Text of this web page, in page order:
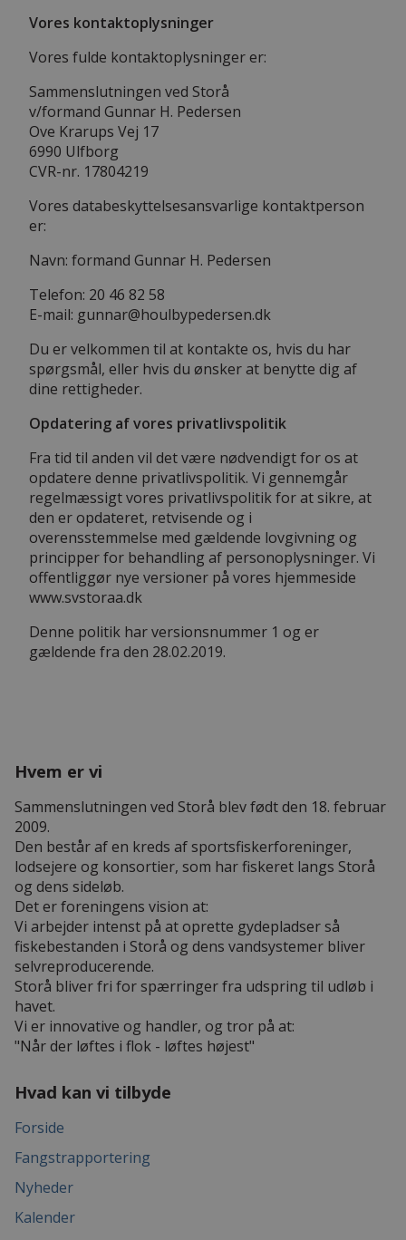
Vores kontaktoplysninger
Vores fulde kontaktoplysninger er:
Sammenslutningen ved Storå
v/formand Gunnar H. Pedersen
Ove Krarups Vej 17
6990 Ulfborg
CVR-nr. 17804219
Vores databeskyttelsesansvarlige kontaktperson
er:
Navn: formand Gunnar H. Pedersen
Telefon: 20 46 82 58
E-mail: gunnar@houlbypedersen.dk
Du er velkommen til at kontakte os, hvis du har
spørgsmål, eller hvis du ønsker at benytte dig af
dine rettigheder.
Opdatering af vores privatlivspolitik
Fra tid til anden vil det være nødvendigt for os at
opdatere denne privatlivspolitik. Vi gennemgår
regelmæssigt vores privatlivspolitik for at sikre, at
den er opdateret, retvisende og i
overensstemmelse med gældende lovgivning og
principper for behandling af personoplysninger. Vi
offentliggør nye versioner på vores hjemmeside
www.svstoraa.dk
Denne politik har versionsnummer 1 og er
gældende fra den 28.02.2019.
Hvem er vi
Sammenslutningen ved Storå blev født den 18. februar
2009.
Den består af en kreds af sportsfiskerforeninger,
lodsejere og konsortier, som har fiskeret langs Storå
og dens sideløb.
Det er foreningens vision at:
Vi arbejder intenst på at oprette gydepladser så
fiskebestanden i Storå og dens vandsystemer bliver
selvreproducerende.
Storå bliver fri for spærringer fra udspring til udløb i
havet.
Vi er innovative og handler, og tror på at:
"Når der løftes i flok - løftes højest"
Hvad kan vi tilbyde
Forside
Fangstrapportering
Nyheder
Kalender